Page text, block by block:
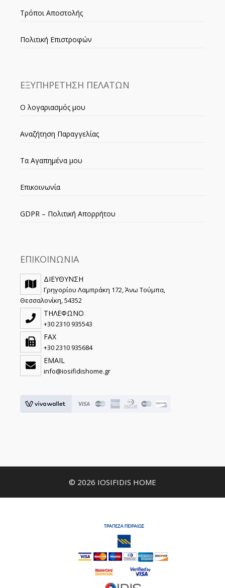
Τρόποι Αποστολής
Πολιτική Επιστροφών
ΕΞΥΠΗΡΕΤΗΣΗ ΠΕΛΑΤΩΝ
Ο λογαριασμός μου
Αναζήτηση Παραγγελίας
Τα Αγαπημένα μου
Επικοινωνία
GDPR – Πολιτική Απορρήτου
ΕΠΙΚΟΙΝΩΝΙΑ
ΔΙΕΥΘΥΝΣΗ
Γρηγορίου Λαμπράκη 172, Άνω Τούμπα,
Θεσσαλονίκη, 54352
ΤΗΛΕΦΩΝΟ
+30 2310 935543
FAX
+30 2310 935684
EMAIL
info@iosifidishome.gr
© 2026 IOSIFIDIS HOME